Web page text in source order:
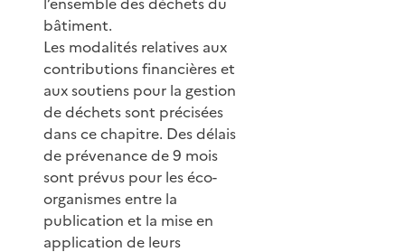
bâtiment.
Les modalités relatives aux
contributions financières et
aux soutiens pour la gestion
de déchets sont précisées
dans ce chapitre. Des délais
de prévenance de 9 mois
sont prévus pour les éco-
organismes entre la
publication et la mise en
application de leurs